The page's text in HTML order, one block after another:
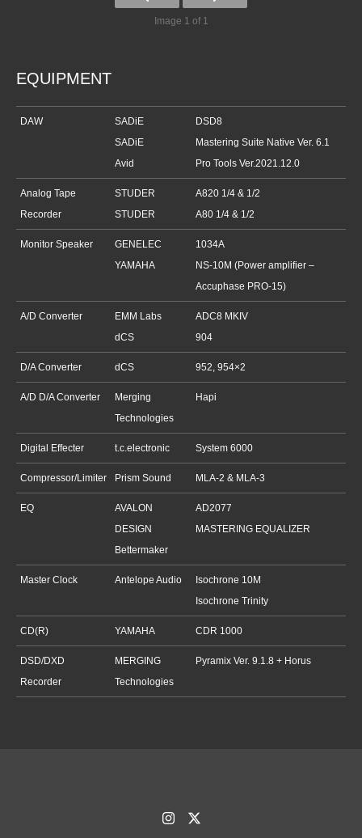
Image 1 of 1
EQUIPMENT
DAW
SADiE
SADiE
Avid
DSD8
Mastering Suite Native Ver. 6.1
Pro Tools Ver.2021.12.0
Analog Tape
Recorder
STUDER
STUDER
A820 1/4 & 1/2
A80 1/4 & 1/2
Monitor Speaker
GENELEC
YAMAHA
1034A
NS-10M (Power amplifier –
Accuphase PRO-15)
A/D Converter
EMM Labs
dCS
ADC8 MKIV
904
D/A Converter dCS 952, 954×2
A/D D/A Converter
Merging
Technologies
Hapi
Digital Effecter t.c.electronic System 6000
Compressor/Limiter Prism Sound MLA-2 & MLA-3
EQ
AVALON
DESIGN
Bettermaker
AD2077
MASTERING EQUALIZER
Master Clock Antelope Audio
Isochrone 10M
Isochrone Trinity
CD(R) YAMAHA CDR 1000
DSD/DXD
Recorder
MERGING
Technologies
Pyramix Ver. 9.1.8 + Horus